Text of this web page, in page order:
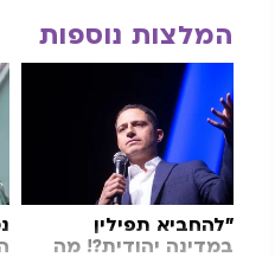
המלצות נוספות
"להחביא תפילין
במדינה יהודית?! מה